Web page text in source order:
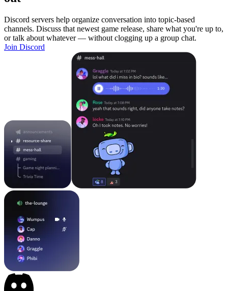
Discord servers help organize conversation into topic-based
channels. Discuss that newest game release, share what you're up to,
or talk about whatever — without clogging up a group chat.
Join Discord